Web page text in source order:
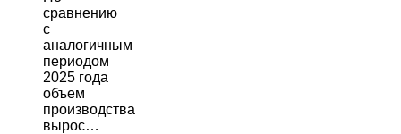
сравнению
с
аналогичным
периодом
2025 года
объем
производства
вырос…